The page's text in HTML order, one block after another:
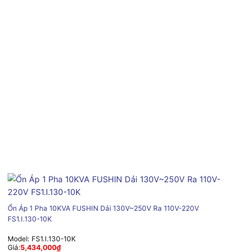
Ổn Áp 1 Pha 10KVA FUSHIN Dải 130V~250V Ra 110V-220V
FS1.I.130-10K
Model: FS1.I.130-10K
Giá:5,434,000₫